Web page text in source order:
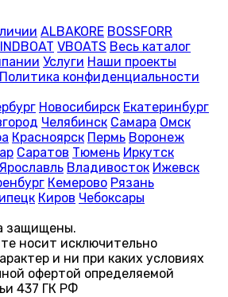
ALBAKORE BOSSFORR
VBOATS Весь каталог
Услуги Наши проекты
Политика конфиденциальности
Новосибирск Екатеринбург
Челябинск Самара Омск
Красноярск Пермь Воронеж
Саратов Тюмень Иркутск
Ярославль Владивосток Ижевск
Кемерово Рязань
Киров Чебоксары
защищены.
носит исключительно
и ни при каких условиях
офертой определяемой
437 ГК РФ